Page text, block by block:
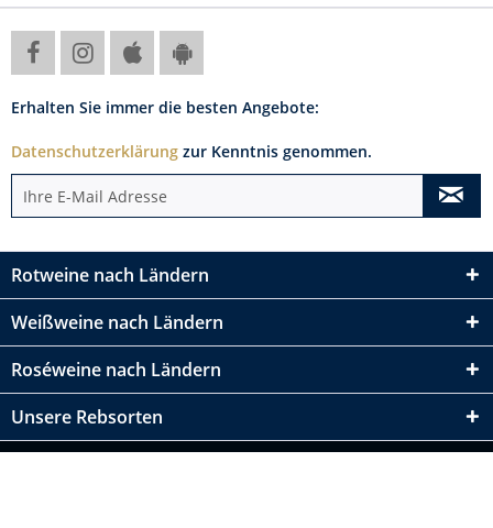
Erhalten Sie immer die besten Angebote:
Datenschutzerklärung zur Kenntnis genommen.
Rotweine nach Ländern
Weißweine nach Ländern
Roséweine nach Ländern
Unsere Rebsorten